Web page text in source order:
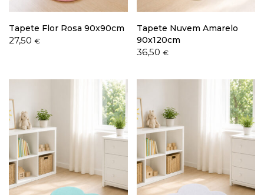
Tapete Flor Rosa 90x90cm
27,50 €
Tapete Nuvem Amarelo
90x120cm
36,50 €